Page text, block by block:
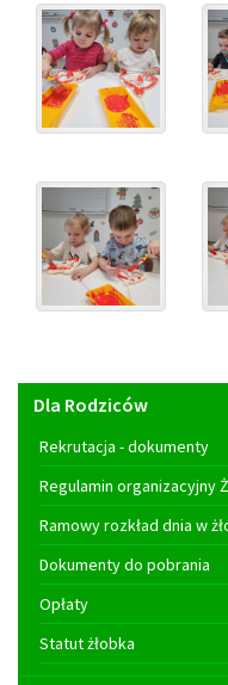
Menu
główne
Dla Rodziców
Rekrutacja - dokumenty
Regulamin organizacyjny
Ramowy rozkład dnia w
Dokumenty do pobrania
Opłaty
Statut żłobka